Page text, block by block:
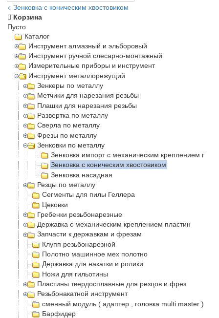
< Зенковка с коническим хвостовиком
Корзина
Пусто
Каталог
Инструмент алмазный и эльборовый
Инструмент ручной слесарно-монтажный
Измерительные приборы и инструмент
Инструмент металлорежущий
Зенкеры по металлу
Метчики для нарезания резьбы
Плашки для нарезания резьбы
Развертка по металлу
Сверла по металлу
Фрезы по металлу
Зенковки по металлу
Зенковка импорт с механическим креплением
Зенковка с коническим хвостовиком
Зенковка насадная
Резцы по металлу
Сегменты для пилы Геллера
Цековки
Гребенки резьбонарезные
Державка с механическим креплением пластин
Запчасти к державкам и фрезам
Клупп резьбонарезной
Полотно машинное мех полотно
Державка для накатки и ролики
Ножи для гильотины
Пластины твердосплавные для резцов и фрез
Резьбонакатной инструмент
сменный модуль ( адаптер , головка multi master )
Барфидер